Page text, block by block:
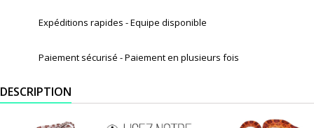
Expéditions rapides - Equipe disponible
Paiement sécurisé - Paiement en plusieurs fois
DESCRIPTION